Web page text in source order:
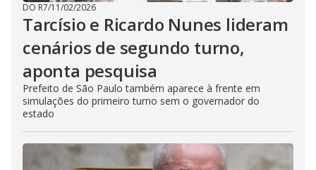
DO R7/11/02/2026
Tarcísio e Ricardo Nunes lideram
cenários de segundo turno,
aponta pesquisa
Prefeito de São Paulo também aparece à frente em
simulações do primeiro turno sem o governador do
estado